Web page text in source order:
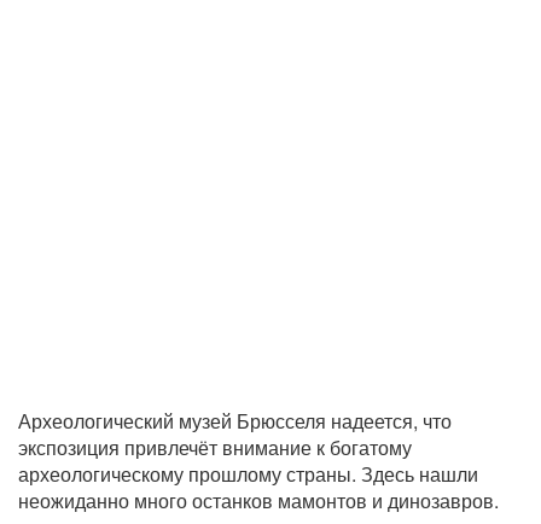
Археологический музей Брюсселя надеется, что
экспозиция привлечёт внимание к богатому
археологическому прошлому страны. Здесь нашли
неожиданно много останков мамонтов и динозавров.